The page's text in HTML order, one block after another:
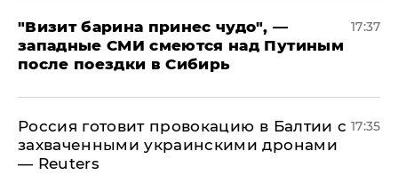
"Визит барина принес чудо", —
западные СМИ смеются над Путиным
после поездки в Сибирь
17:37
​Россия готовит провокацию в Балтии с
захваченными украинскими дронами
— Reuters
17:35